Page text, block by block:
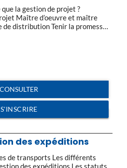
la gestion de projet ?
Maître d’oeuvre et maître
de distribution Tenir la promesse
les ressources Introduire
de production et de
CONSULTER
S'INSCRIRE
des expéditions
de transports Les différents
des expéditions Les statuts